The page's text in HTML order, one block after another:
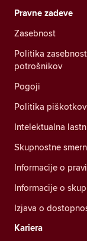
Pravne zadeve
Zasebnost
Politika
potrošnikov
Pogoji
Politika piškotkov
Intelektualna
Skupnostne
Informacije o
Informacije o
Izjava o
Kariera